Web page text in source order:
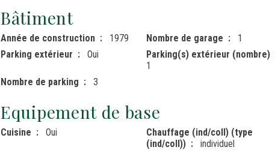
Bâtiment
Année de construction 1979 Nombre de garage 1
Parking extérieur
Oui
Parking(s) extérieur (nombre)
1
Nombre de parking 3
Equipement de base
Cuisine Oui
Chauffage (ind/coll) (type
(ind/coll))
individuel